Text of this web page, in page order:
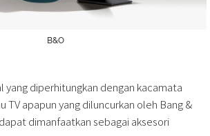
B&O
yang diperhitungkan dengan kacamata
TV apapun yang diluncurkan oleh Bang &
dimanfaatkan sebagai aksesori